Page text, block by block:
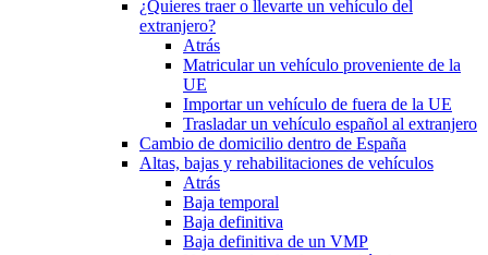
¿Quieres traer o llevarte un vehículo del
extranjero?
Atrás
Matricular un vehículo proveniente de la
UE
Importar un vehículo de fuera de la UE
Trasladar un vehículo español al extranjero
Cambio de domicilio dentro de España
Altas, bajas y rehabilitaciones de vehículos
Atrás
Baja temporal
Baja definitiva
Baja definitiva de un VMP